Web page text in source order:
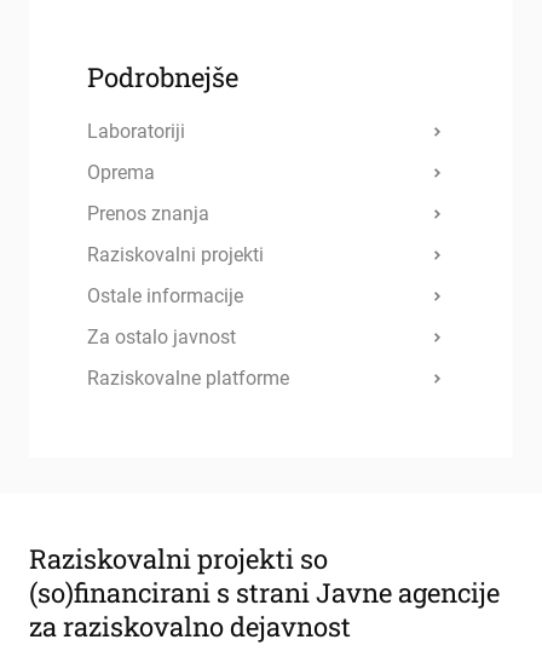
Podrobnejše
Laboratoriji
Oprema
Prenos znanja
Raziskovalni projekti
Ostale informacije
Za ostalo javnost
Raziskovalne platforme
Raziskovalni projekti so
(so)financirani s strani Javne agencije
za raziskovalno dejavnost